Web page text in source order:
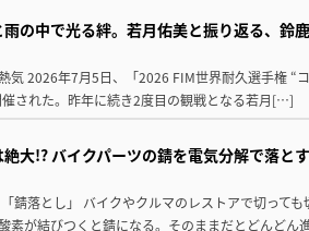
雨の中で光る絆。若月佑美と振り返る、鈴
気 2026年7月5日、「2026 FIM世界耐久選手権 “
された。昨年に続き2度目の観戦となる若月[…]
絶大!? バイクパーツの錆を電気分解で落と
錆落とし」 バイクやクルマのレストアで切っても
素が結びつくと錆になる。そのままだとどんど